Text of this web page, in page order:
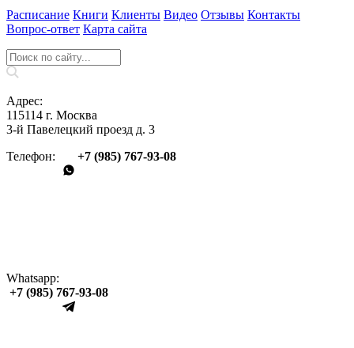
Расписание Книги Клиенты Видео Отзывы Контакты
Вопрос‑ответ Карта сайта
Адрес:
115114 г. Москва
3-й Павелецкий проезд д. 3
Телефон: +7 (985) 767‑93‑08
Whatsapp:
+7 (985) 767‑93‑08